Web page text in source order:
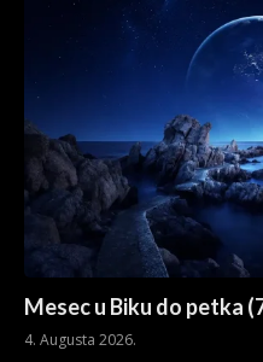
Mesec u Biku do petka
4. Augusta 2026.